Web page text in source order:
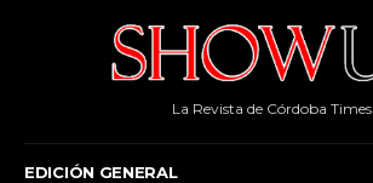
La Revista de Córdoba Times
EDICIÓN GENERAL